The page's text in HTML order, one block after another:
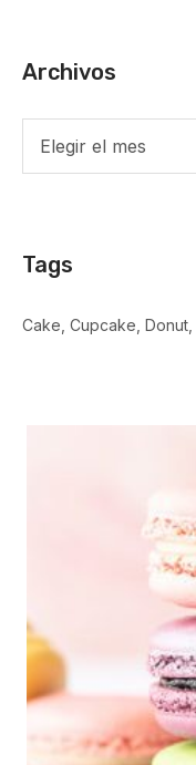
Archivos
Tags
Cake Cupcake Donut